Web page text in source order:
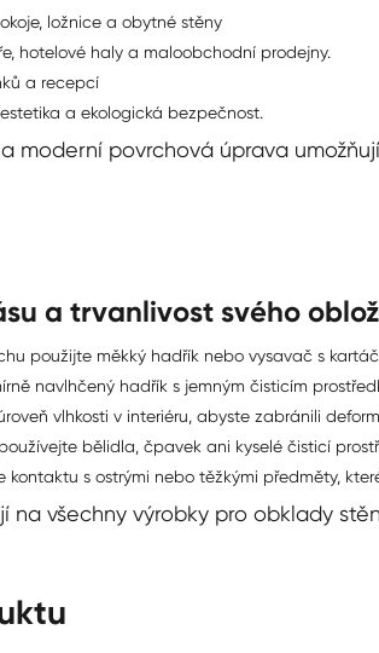
ložnice a obytné stěny
hotelové haly a maloobchodní prodejny.
a recepcí
a ekologická bezpečnost.
moderní povrchová úprava umožňují
a trvanlivost svého
použijte měkký hadřík nebo vysavač s
navlhčený hadřík s jemným čisticím
vlhkosti v interiéru, abyste zabránili
bělidla, čpavek ani kyselé čisticí
kontaktu s ostrými nebo těžkými předměty,
na všechny výrobky pro obklady